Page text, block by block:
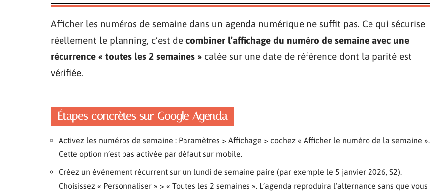
Afficher les numéros de semaine dans un agenda numérique ne suffit pas. Ce qui sécurise
réellement le planning, c’est de combiner l’affichage du numéro de semaine avec une
récurrence « toutes les 2 semaines » calée sur une date de référence dont la parité est
vérifiée.
Étapes concrètes sur Google Agenda
Activez les numéros de semaine : Paramètres > Affichage > cochez « Afficher le numéro de la semaine ».
Cette option n’est pas activée par défaut sur mobile.
Créez un événement récurrent sur un lundi de semaine paire (par exemple le 5 janvier 2026, S2).
Choisissez « Personnaliser » > « Toutes les 2 semaines ». L’agenda reproduira l’alternance sans que vous